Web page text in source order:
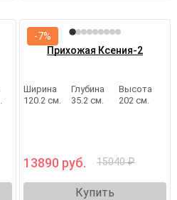
Прихожая Ксения-2
Ширина
120.2 см.
Глубина
35.2 см.
Высота
202 см.
13890 руб. 15040 ₽
Купить
-7%